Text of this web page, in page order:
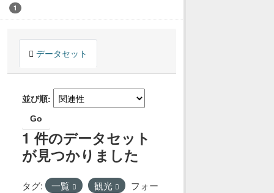
1
データセット
並び順
Go
1 件のデータセット
が見つかりました
タグ: 一覧 観光
フォー